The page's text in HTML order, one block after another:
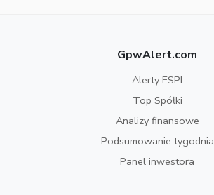
GpwAlert.com
Alerty ESPI
Top Spółki
Analizy finansowe
Podsumowanie tygodnia
Panel inwestora